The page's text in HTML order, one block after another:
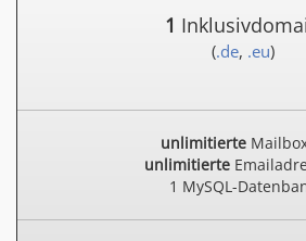
1
(.de, .eu)
unlimitierte
unlimitierte
1 MySQL-